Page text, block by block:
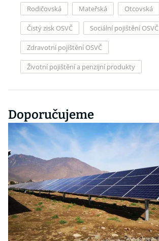
Rodičovská Mateřská Otcovská
Čistý zisk OSVČ Sociální pojištění OSVČ
Zdravotní pojištění OSVČ
Životní pojištění a penzijní produkty
Doporučujeme